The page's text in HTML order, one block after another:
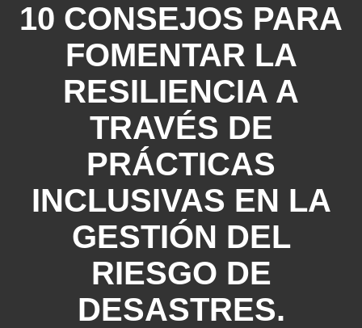
10 CONSEJOS PARA
FOMENTAR LA
RESILIENCIA A
TRAVÉS DE
PRÁCTICAS
INCLUSIVAS EN LA
GESTIÓN DEL
RIESGO DE
DESASTRES.